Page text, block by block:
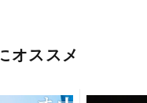
オススメ